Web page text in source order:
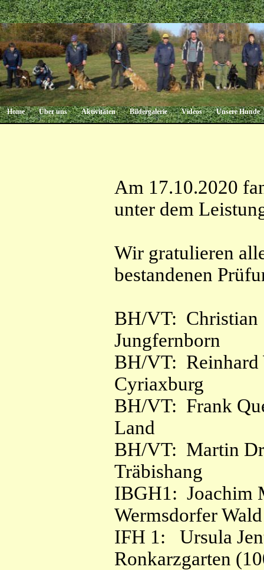
Home Über uns Aktivitäten Bildergalerie Videos Unsere Hunde
Am 17.10.2020
unter dem
Wir gratulieren
bestandenen
BH/VT: Christian
Jungfernborn
BH/VT: Reinhard
Cyriaxburg
BH/VT: Frank
Land
BH/VT: Martin
Träbishang
IBGH1: Joachim
Wermsdorfer
IFH 1: Ursula
Ronkarzgarten